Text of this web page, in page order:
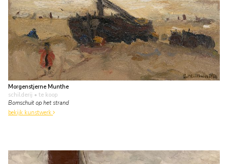
Morgenstjerne Munthe
schilderij • te koop
Bomschuit op het strand
bekijk kunstwerk